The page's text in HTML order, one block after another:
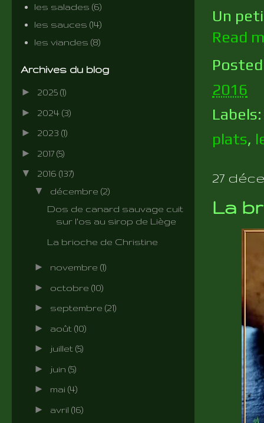
Un
Read
2016
plats,
27
La
les salades (6)
les sauces (14)
les viandes (8)
Archives du blog
► 2025 (1)
► 2024 (3)
► 2023 (1)
► 2017 (5)
▼ 2016 (137)
▼ décembre (2)
Dos de canard sauvage cuit
sur l'os au sirop de Liège
La brioche de Christine
► novembre (1)
► octobre (10)
► septembre (21)
► août (10)
► juillet (5)
► juin (5)
► mai (4)
► avril (16)